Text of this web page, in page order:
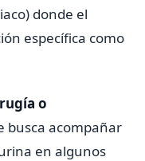
donde el
específica como
o
busca acompañar
en algunos